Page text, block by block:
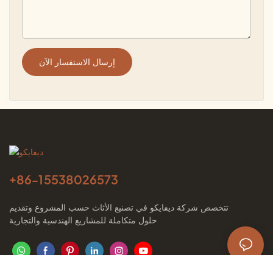
إرسال الاستفسار الآن
+86-15538026573
تتخصص شركة ديفايكو في تصنيع الأثاث حسب المشروع وتقديم
حلول متكاملة للمشاريع الهندسية والتجارية